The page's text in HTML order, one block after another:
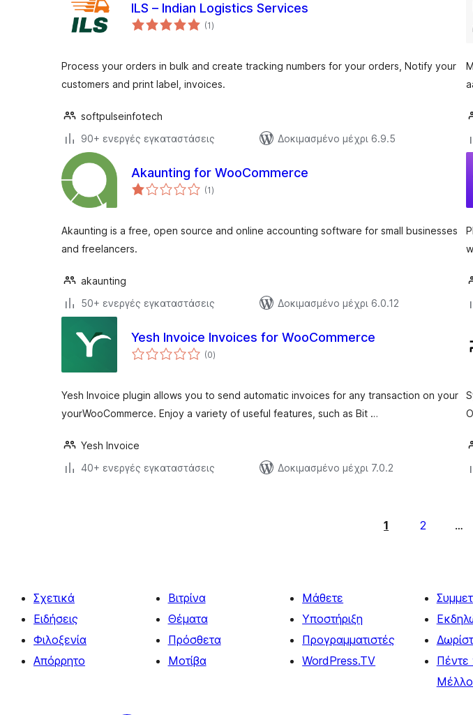
ILS – Indian Logistics Services
(1αξιολογήσεις
σύνολο
)
Process your orders in bulk and create tracking numbers for your orders, Notify your
customers and print label, invoices.
softpulseinfotech
90+ ενεργές εγκαταστάσεις
Δοκιμασμένο μέχρι 6.9.5
Akaunting for WooCommerce
(1αξιολογήσεις
σύνολο
)
Akaunting is a free, open source and online accounting software for small businesses
and freelancers.
akaunting
50+ ενεργές εγκαταστάσεις
Δοκιμασμένο μέχρι 6.0.12
Yesh Invoice Invoices for WooCommerce
(0αξιολογήσεις
σύνολο
)
Yesh Invoice plugin allows you to send automatic invoices for any transaction on your
yourWooCommerce. Enjoy a variety of useful features, such as Bit …
Yesh Invoice
40+ ενεργές εγκαταστάσεις
Δοκιμασμένο μέχρι 7.0.2
1 2 …
Σχετικά
Ειδήσεις
Φιλοξενία
Απόρρητο
Βιτρίνα
Θέματα
Πρόσθετα
Μοτίβα
Μάθετε
Υποστήριξη
Προγραμματιστές
WordPress.TV
Πέντε